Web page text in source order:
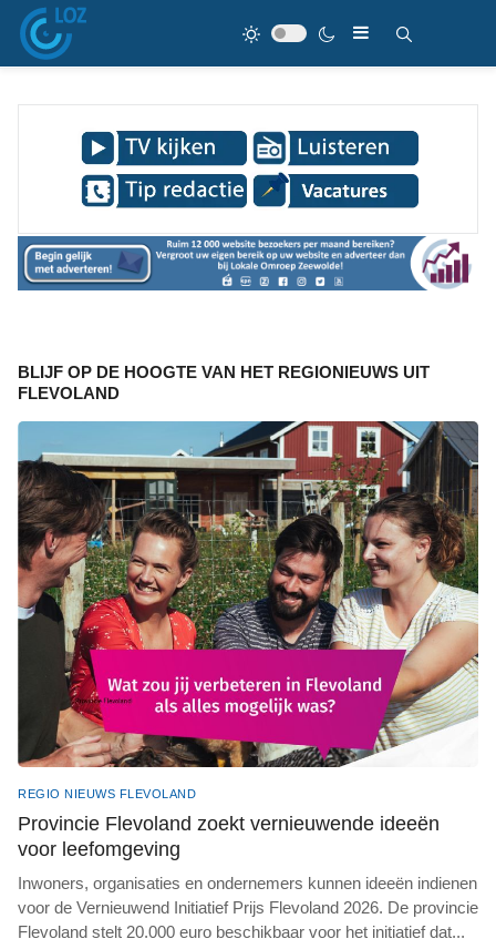
BLIJF OP DE HOOGTE VAN HET REGIONIEUWS UIT
FLEVOLAND
REGIO NIEUWS FLEVOLAND
Provincie Flevoland zoekt vernieuwende ideeën
voor leefomgeving
Inwoners, organisaties en ondernemers kunnen ideeën indienen
voor de Vernieuwend Initiatief Prijs Flevoland 2026. De provincie
Flevoland stelt 20.000 euro beschikbaar voor het initiatief dat...